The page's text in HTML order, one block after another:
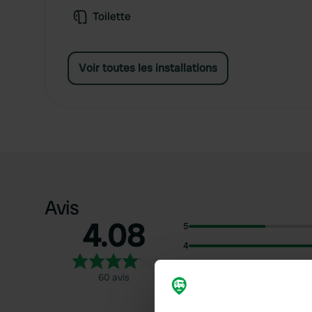
Toilette
Voir toutes les installations
Avis
4.08
60 avis
5
4
2